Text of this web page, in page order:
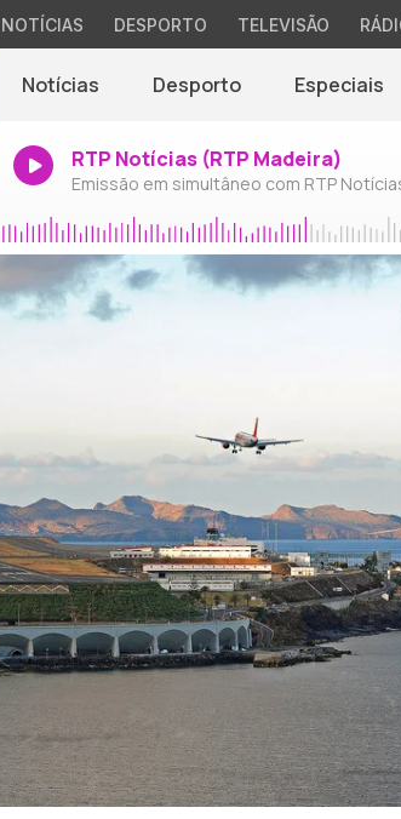
NOTÍCIAS DESPORTO TELEVISÃO
Notícias Desporto Especiais
RTP Notícias (RTP Madeira)
Emissão em simultâneo com RTP